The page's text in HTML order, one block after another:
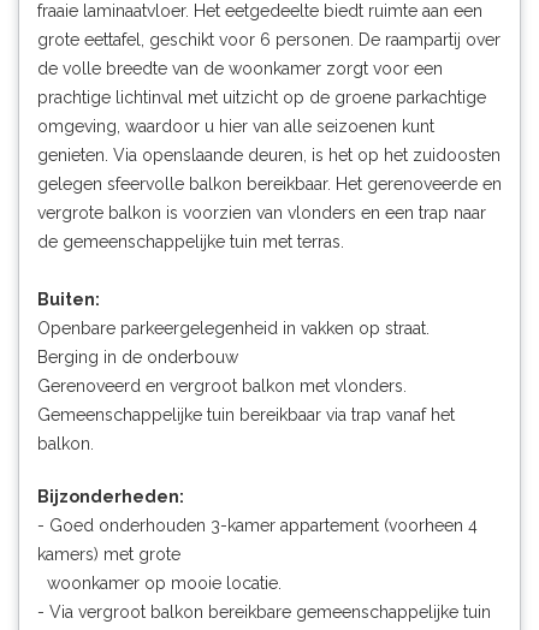
fraaie laminaatvloer. Het eetgedeelte biedt ruimte aan een
grote eettafel, geschikt voor 6 personen. De raampartij over
de volle breedte van de woonkamer zorgt voor een
prachtige lichtinval met uitzicht op de groene parkachtige
omgeving, waardoor u hier van alle seizoenen kunt
genieten. Via openslaande deuren, is het op het zuidoosten
gelegen sfeervolle balkon bereikbaar. Het gerenoveerde en
vergrote balkon is voorzien van vlonders en een trap naar
de gemeenschappelijke tuin met terras.
Buiten:
Openbare parkeergelegenheid in vakken op straat.
Berging in de onderbouw
Gerenoveerd en vergroot balkon met vlonders.
Gemeenschappelijke tuin bereikbaar via trap vanaf het
balkon.
Bijzonderheden:
- Goed onderhouden 3-kamer appartement (voorheen 4
kamers) met grote
woonkamer op mooie locatie.
- Via vergroot balkon bereikbare gemeenschappelijke tuin